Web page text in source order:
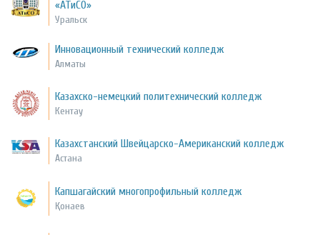
«АТиСО»
Уральск
Инновационный технический колледж
Алматы
Казахско-немецкий политехнический колледж
Кентау
Казахстанский Швейцарско-Американский колледж
Астана
Капшагайский многопрофильный колледж
Қонаев